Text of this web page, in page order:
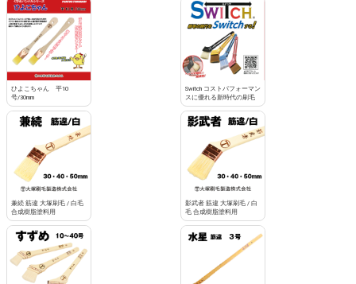
ひよこちゃん 平10
号/30mm
Switch コストパフォーマン
スに優れる新時代の刷毛
兼続 筋違 大塚刷毛 / 白毛
合成樹脂塗料用
影武者 筋違 大塚刷毛 / 白
毛 合成樹脂塗料用